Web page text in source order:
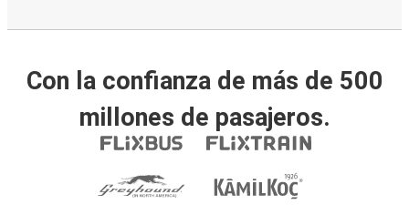
Con la confianza de más de 500
millones de pasajeros.